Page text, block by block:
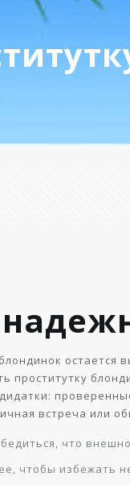
проститутку
встреча или
что
чтобы избежать